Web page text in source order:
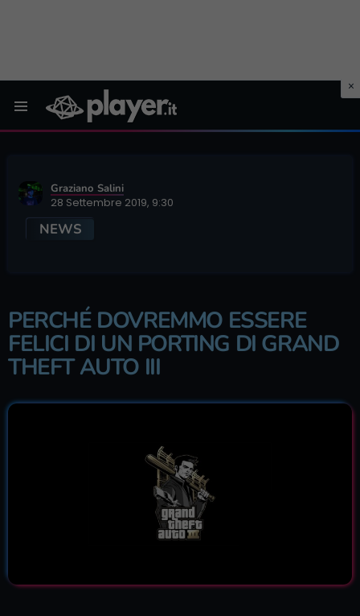
Graziano Salini
28 Settembre 2019, 9:30
NEWS
PERCHÉ DOVREMMO ESSERE
FELICI DI UN PORTING DI GRAND
THEFT AUTO III